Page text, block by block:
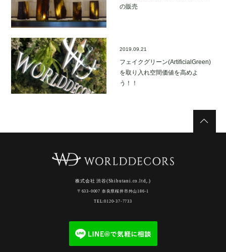
の販売
2019.09.21
フェイクグリーン(ArtificialGreen)
を取り入れ空間価値を高めよ
う！！
株式会社 渋谷(Shibutani.co.ltd,.)
〒633-0007 奈良県桜井市外山186-1
TEL:0120-37-7733